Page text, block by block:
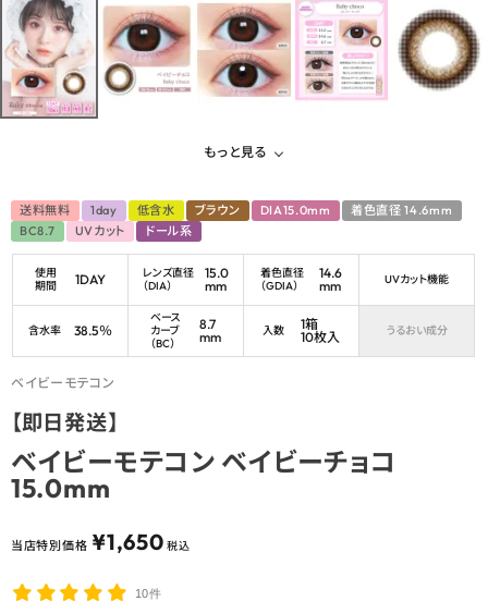
もっと見る
送料無料 1day 低含水 ブラウン DIA15.0mm
着色直径 14.6mm
BC8.7
UVカット ドール系
使用
期間
1DAY
レンズ直径
（DIA）
15.0
mm
着色直径
（GDIA）
14.6
mm
UVカット機能
含水率 38.5％
ベース
カーブ
（BC）
8.7
mm
入数
1箱
10枚入
うるおい成分
ベイビーモテコン
【即日発送】
ベイビーモテコン ベイビーチョコ
15.0mm
当店特別価格 ¥1,650 税込
10件